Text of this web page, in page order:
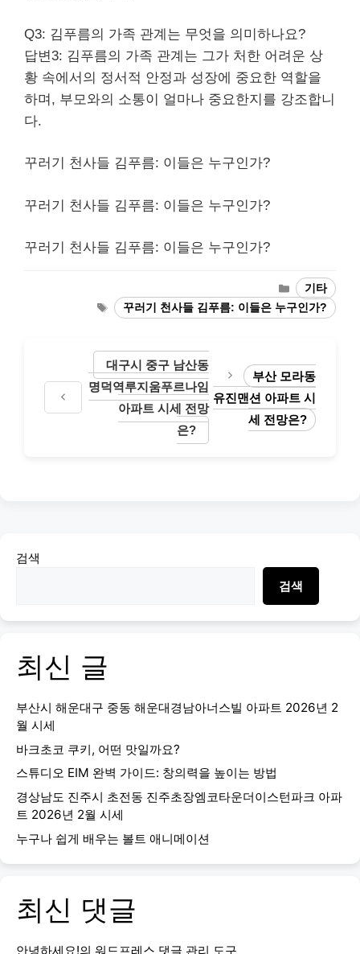
Q3: 김푸름의 가족 관계는 무엇을 의미하나요?
답변3: 김푸름의 가족 관계는 그가 처한 어려운 상
황 속에서의 정서적 안정과 성장에 중요한 역할을
하며, 부모와의 소통이 얼마나 중요한지를 강조합니
다.
꾸러기 천사들 김푸름: 이들은 누구인가?
꾸러기 천사들 김푸름: 이들은 누구인가?
꾸러기 천사들 김푸름: 이들은 누구인가?
Categories
기타
Tags꾸러기 천사들 김푸름: 이들은 누구인가?
대구시 중구 남산동
명덕역루지움푸르나임
아파트 시세 전망
은?
부산 모라동
유진맨션 아파트 시
세 전망은?
검색
검색
최신 글
부산시 해운대구 중동 해운대경남아너스빌 아파트 2026년 2
월 시세
바크초코 쿠키, 어떤 맛일까요?
스튜디오 EIM 완벽 가이드: 창의력을 높이는 방법
경상남도 진주시 초전동 진주초장엠코타운더이스턴파크 아파
트 2026년 2월 시세
누구나 쉽게 배우는 볼트 애니메이션
최신 댓글
안녕하세요!의 워드프레스 댓글 관리 도구